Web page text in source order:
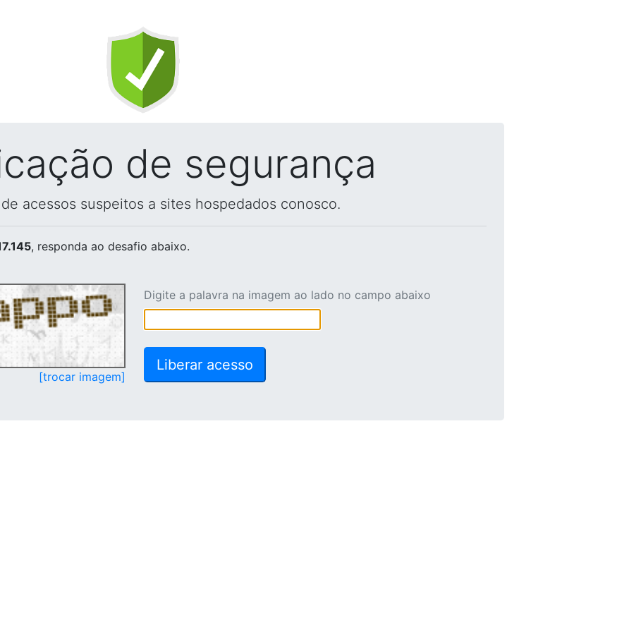
de segurança
acessos suspeitos a sites hospedados conosco.
, responda ao desafio abaixo.
[trocar imagem]
Digite a palavra na imagem ao lado no campo abaixo